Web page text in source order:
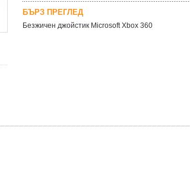
БЪРЗ ПРЕГЛЕД
Безжичен джойстик Microsoft Xbox 360